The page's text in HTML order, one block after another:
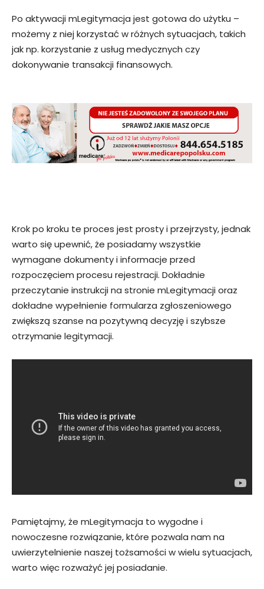
Po aktywacji mLegitymacja jest gotowa do użytku –
możemy z niej korzystać w różnych sytuacjach, takich
jak np. korzystanie z usług medycznych czy
dokonywanie transakcji finansowych.
Krok po kroku te proces jest prosty i przejrzysty, jednak
warto się upewnić, że posiadamy wszystkie
wymagane dokumenty i informacje przed
rozpoczęciem procesu rejestracji. Dokładnie
przeczytanie instrukcji na stronie mLegitymacji oraz
dokładne wypełnienie formularza zgłoszeniowego
zwiększą szanse na pozytywną decyzję i szybsze
otrzymanie legitymacji.
Pamiętajmy, że mLegitymacja to wygodne i
nowoczesne rozwiązanie, które pozwala nam na
uwierzytelnienie naszej tożsamości w wielu sytuacjach,
warto więc rozważyć jej posiadanie.